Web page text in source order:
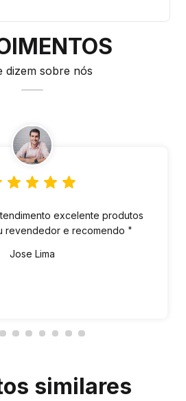
dizem sobre nós
excelente produtos
revendedor e recomendo "
Jose Lima
similares